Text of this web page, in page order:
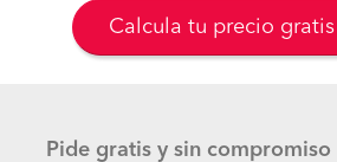
Calcula tu precio
Pide gratis y sin compromiso